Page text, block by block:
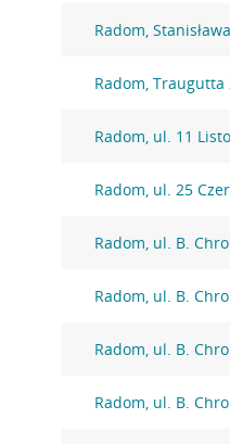
Radom,
Radom, Traugutta
Radom, ul. 11
Radom, ul. 25
Radom, ul. B.
Radom, ul. B.
Radom, ul. B.
Radom, ul. B.